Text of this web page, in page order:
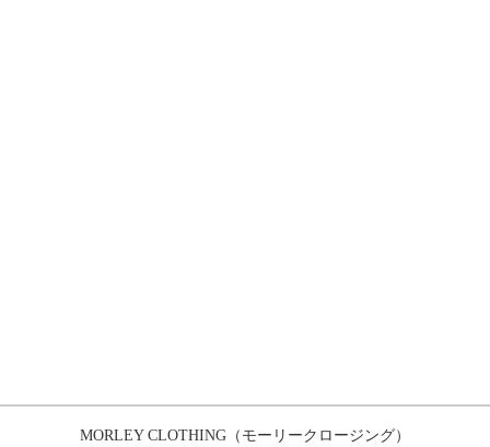
MORLEY CLOTHING（モーリークロージング）